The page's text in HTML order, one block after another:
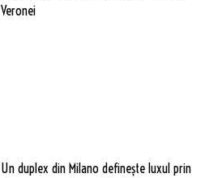
Veronei
Un duplex din Milano definește luxul prin